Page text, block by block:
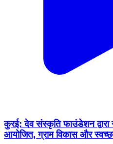
कुरई: देव संस्कृति फाउंडेशन द्वारा
आयोजित, ग्राम विकास और